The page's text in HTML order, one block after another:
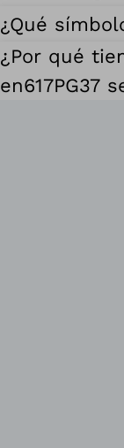
¿Qué
¿Por qué
en